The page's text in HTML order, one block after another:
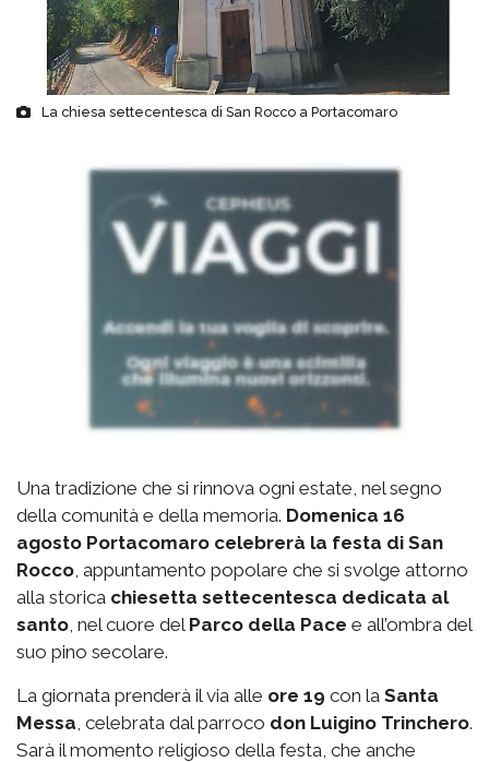
La chiesa settecentesca di San Rocco a Portacomaro
Una tradizione che si rinnova ogni estate, nel segno
della comunità e della memoria. Domenica 16
agosto Portacomaro celebrerà la festa di San
Rocco , appuntamento popolare che si svolge attorno
alla storica chiesetta settecentesca dedicata al
santo , nel cuore del Parco della Pace e all’ombra del
suo pino secolare.
La giornata prenderà il via alle ore 19 con la Santa
Messa , celebrata dal parroco don Luigino Trinchero.
Sarà il momento religioso della festa, che anche